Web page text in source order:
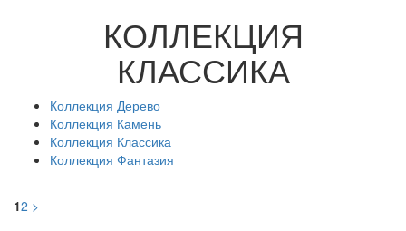
КОЛЛЕКЦИЯ
КЛАССИКА
Коллекция Дерево
Коллекция Камень
Коллекция Классика
Коллекция Фантазия
12 >